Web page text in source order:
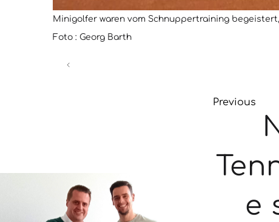
Minigolfer waren vom Schnuppertraining
Foto : Georg Barth
Previous
e